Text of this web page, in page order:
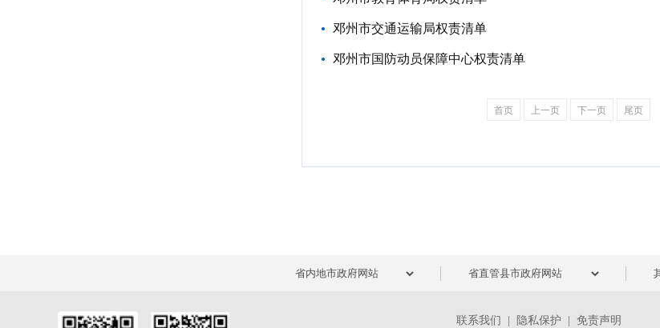
邓州市交通运输局权责清单
邓州市国防动员保障中心权责清单
首页 上一页 下一页 尾页
联系我们 隐私保护 免责声明